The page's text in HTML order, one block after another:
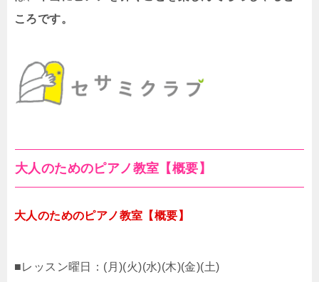
ころです。
大人のためのピアノ教室【概要】
大人のためのピアノ教室【概要】
■レッスン曜日：(月)(火)(水)(木)(金)(土)